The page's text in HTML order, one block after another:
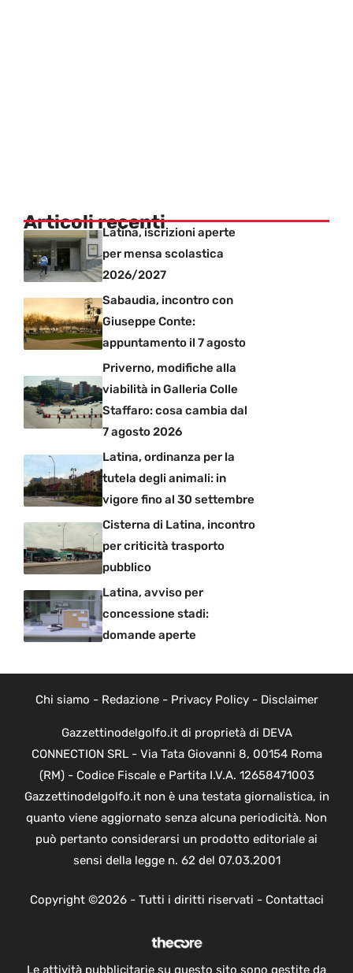
Articoli recentiLatina, iscrizioni aperte
per mensa scolastica
2026/2027
Sabaudia, incontro con
Giuseppe Conte:
appuntamento il 7 agosto
Priverno, modifiche alla
viabilità in Galleria Colle
Staffaro: cosa cambia dal
7 agosto 2026
Latina, ordinanza per la
tutela degli animali: in
vigore fino al 30 settembre
Cisterna di Latina, incontro
per criticità trasporto
pubblico
Latina, avviso per
concessione stadi:
domande aperte
Chi siamo - Redazione- Privacy Policy- Disclaimer
Gazzettinodelgolfo.it di proprietà di DEVA
CONNECTION SRL - Via Tata Giovanni 8, 00154 Roma
(RM) - Codice Fiscale e Partita I.V.A. 12658471003
Gazzettinodelgolfo.it non è una testata giornalistica, in
quanto viene aggiornato senza alcuna periodicità. Non
può pertanto considerarsi un prodotto editoriale ai
sensi della legge n. 62 del 07.03.2001
Copyright ©2026 - Tutti i diritti riservati - Contattaci
Le attività pubblicitarie su questo sito sono gestite da